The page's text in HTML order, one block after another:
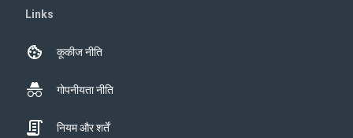
Links
कूकीज नीति
गोपनीयता नीति
नियम और शर्तें